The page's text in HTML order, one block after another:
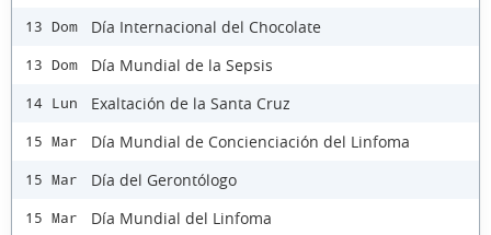
13 Dom Día Internacional del Chocolate
13 Dom Día Mundial de la Sepsis
14 Lun Exaltación de la Santa Cruz
15 Mar Día Mundial de Concienciación del Linfoma
15 Mar Día del Gerontólogo
15 Mar Día Mundial del Linfoma